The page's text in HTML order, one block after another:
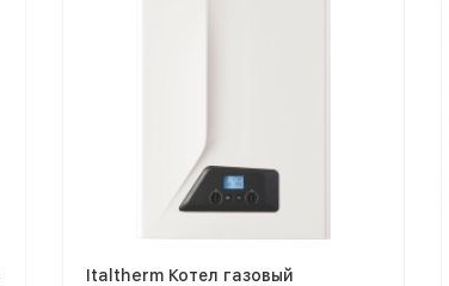
Italtherm Котел газовый